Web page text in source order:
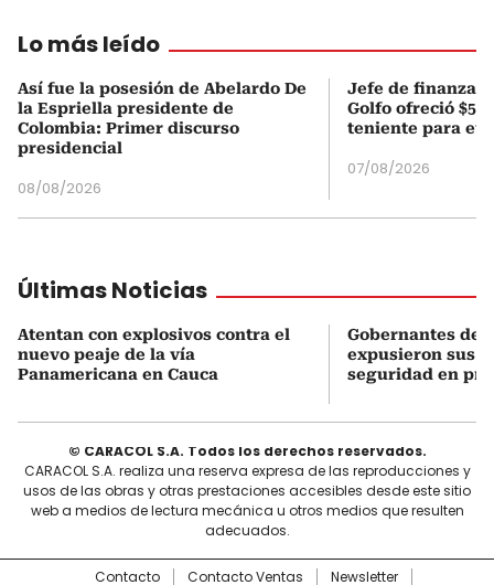
Lo más leído
Así fue la posesión de Abelardo De
la Espriella presidente de
Colombia: Primer discurso
presidencial
08/08/2026
Jefe de finanzas
Golfo ofreció
teniente para
07/08/2026
Últimas Noticias
Atentan con explosivos contra el
nuevo peaje de la vía
Panamericana en Cauca
Gobernantes del
expusieron sus
seguridad en
© CARACOL S.A. Todos los derechos reservados.
CARACOL S.A. realiza una reserva expresa de las reproducciones y
usos de las obras y otras prestaciones accesibles desde este sitio
web a medios de lectura mecánica u otros medios que resulten
adecuados.
Contacto Contacto Ventas Newsletter